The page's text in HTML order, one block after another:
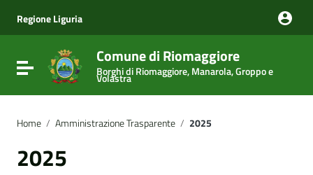
Vai al menu di navigazione
Vai al footer
Regione Liguria
Attiva / disattiva la navigazione
Comune di Riomaggiore
Borghi di Riomaggiore, Manarola, Groppo e
Volastra
Home / Amministrazione Trasparente / 2025
2025